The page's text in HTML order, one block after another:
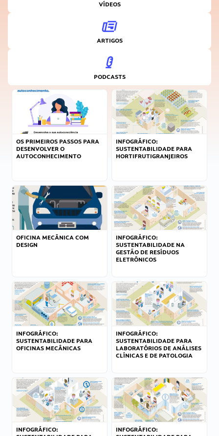
VÍDEOS
ARTIGOS
PODCASTS
OS PRIMEIROS PASSOS PARA
DESENVOLVER O
AUTOCONHECIMENTO
INFOGRÁFICO:
SUSTENTABILIDADE PARA
HORTIFRUTIGRANJEIROS
OFICINA MECÂNICA COM
DESIGN
INFOGRÁFICO:
SUSTENTABILIDADE NA
GESTÃO DE RESÍDUOS
ELETRÔNICOS
INFOGRÁFICO:
SUSTENTABILIDADE PARA
OFICINAS MECÂNICAS
INFOGRÁFICO:
SUSTENTABILIDADE PARA
LABORATÓRIOS DE ANÁLISES
CLÍNICAS E DE PATOLOGIA
INFOGRÁFICO:
INFOGRÁFICO: